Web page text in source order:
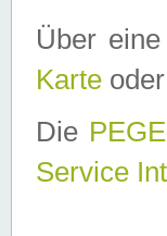
Über eine
Karte
Die
Service